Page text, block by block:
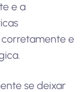
e a
corretamente e
se deixar